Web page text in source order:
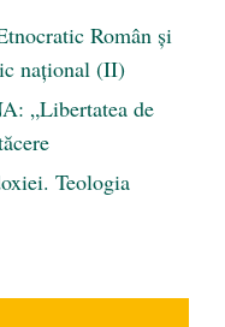
Român şi
naţional (II)
„Libertatea de
Teologia